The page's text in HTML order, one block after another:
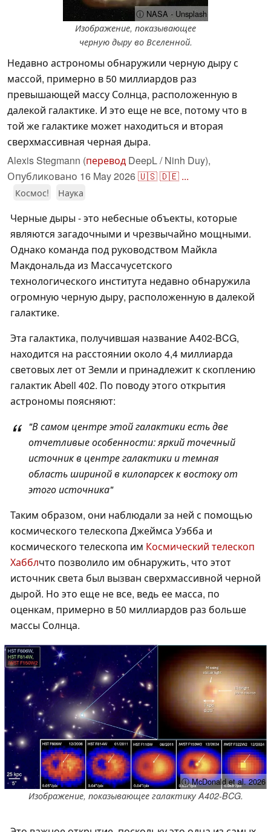
ⓘ NASA - Unsplash
Изображение, показывающее
черную дыру во Вселенной.
Недавно астрономы обнаружили черную дыру с
массой, примерно в 50 миллиардов раз
превышающей массу Солнца, расположенную в
далекой галактике. И это еще не все, потому что в
той же галактике может находиться и вторая
сверхмассивная черная дыра.
Alexis Stegmann (перевод DeepL / Ninh Duy),
Опубликовано 16 May 2026🇺🇸🇩🇪 ...
Космос! Наука
Черные дыры - это небесные объекты, которые
являются загадочными и чрезвычайно мощными.
Однако команда под руководством Майкла
Макдональда из Массачусетского
технологического института недавно обнаружила
огромную черную дыру, расположенную в далекой
галактике.
Эта галактика, получившая название A402-BCG,
находится на расстоянии около 4,4 миллиарда
световых лет от Земли и принадлежит к скоплению
галактик Abell 402. По поводу этого открытия
астрономы поясняют:
"В самом центре этой галактики есть две
отчетливые особенности: яркий точечный
источник в центре галактики и темная
область шириной в килопарсек к востоку от
этого источника"
Таким образом, они наблюдали за ней с помощью
космического телескопа Джеймса Уэбба и
космического телескопа им Космический телескоп
Хабблчто позволило им обнаружить, что этот
источник света был вызван сверхмассивной черной
дырой. Но это еще не все, ведь ее масса, по
оценкам, примерно в 50 миллиардов раз больше
массы Солнца.
ⓘ McDonald et al. 2026
Изображение, показывающее галактику A402-BCG.